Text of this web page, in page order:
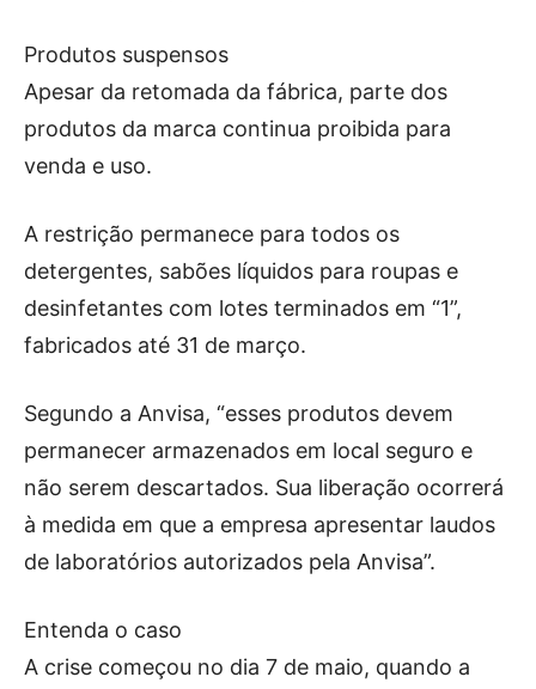
Produtos suspensos
Apesar da retomada da fábrica, parte dos
produtos da marca continua proibida para
venda e uso.
A restrição permanece para todos os
detergentes, sabões líquidos para roupas e
desinfetantes com lotes terminados em “1”,
fabricados até 31 de março.
Segundo a Anvisa, “esses produtos devem
permanecer armazenados em local seguro e
não serem descartados. Sua liberação ocorrerá
à medida em que a empresa apresentar laudos
de laboratórios autorizados pela Anvisa”.
Entenda o caso
A crise começou no dia 7 de maio, quando a